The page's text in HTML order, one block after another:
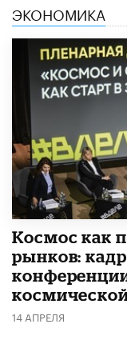
ЭКОНОМИКА
Космос как
рынков:
14 АПРЕЛЯ